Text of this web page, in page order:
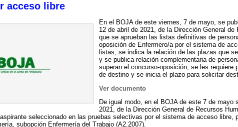
acceso libre
En el BOJA de este viernes, 7 de mayo, se
12 de abril de 2021, de la Dirección General
que se aprueban las listas definitivas de
oposición de Enfermero/a por el sistema de
listas, se indica la relación de las plazas que
y se publica relación complementaria de
superan el concurso-oposición, se les
de destino y se inicia el plazo para solicitar
Ver documento
De igual modo, en el BOJA de este 7 de
2021, de la Dirección General de Recursos
seleccionado en las pruebas selectivas por el sistema de acceso libre,
subopción Enfermería del Trabajo (A2.2007).